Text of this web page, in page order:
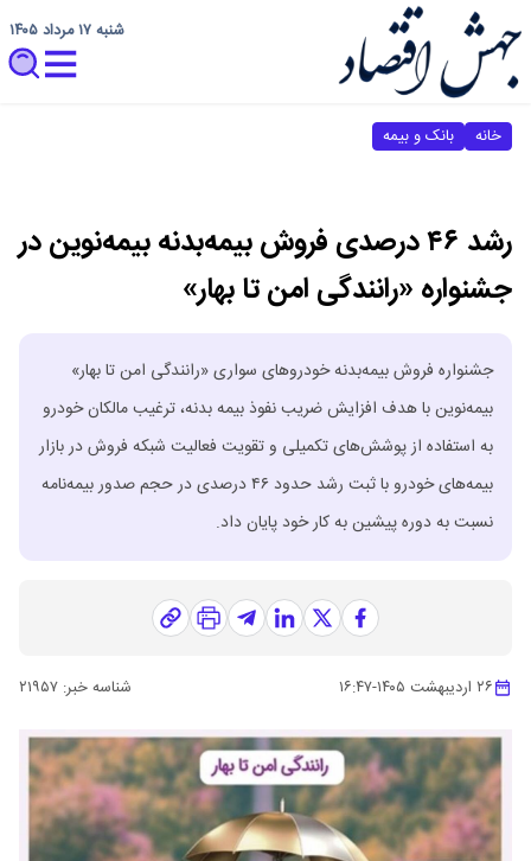
شنبه ۱۷ مرداد ۱۴۰۵
خانه بانک و بیمه
رشد ۴۶ درصدی فروش بیمه‌بدنه بیمه‌نوین در
جشنواره «رانندگی امن تا بهار»
جشنواره فروش بیمه‌بدنه خودروهای سواری «رانندگی امن تا بهار»
بیمه‌نوین با هدف افزایش ضریب نفوذ بیمه بدنه، ترغیب مالکان خودرو
به استفاده از پوشش‌های تکمیلی و تقویت فعالیت شبکه فروش در بازار
بیمه‌های خودرو با ثبت رشد حدود ۴۶ درصدی در حجم صدور بیمه‌نامه
نسبت به دوره پیشین به کار خود پایان داد.
۲۶ اردیبهشت ۱۴۰۵ -۱۶:۴۷ شناسه خبر: ۲۱۹۵۷